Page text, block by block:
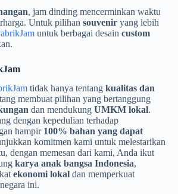
, jam dinding mencerminkan waktu
Untuk pilihan souvenir yang lebih
untuk berbagai desain custom
tidak hanya tentang kualitas dan
membuat pilihan yang bertanggung
dan mendukung UMKM lokal.
dengan kepedulian terhadap
hampir 100% bahan yang dapat
komitmen kami untuk melestarikan
dengan memesan dari kami, Anda ikut
karya anak bangsa Indonesia,
ekonomi lokal dan memperkuat
ini.